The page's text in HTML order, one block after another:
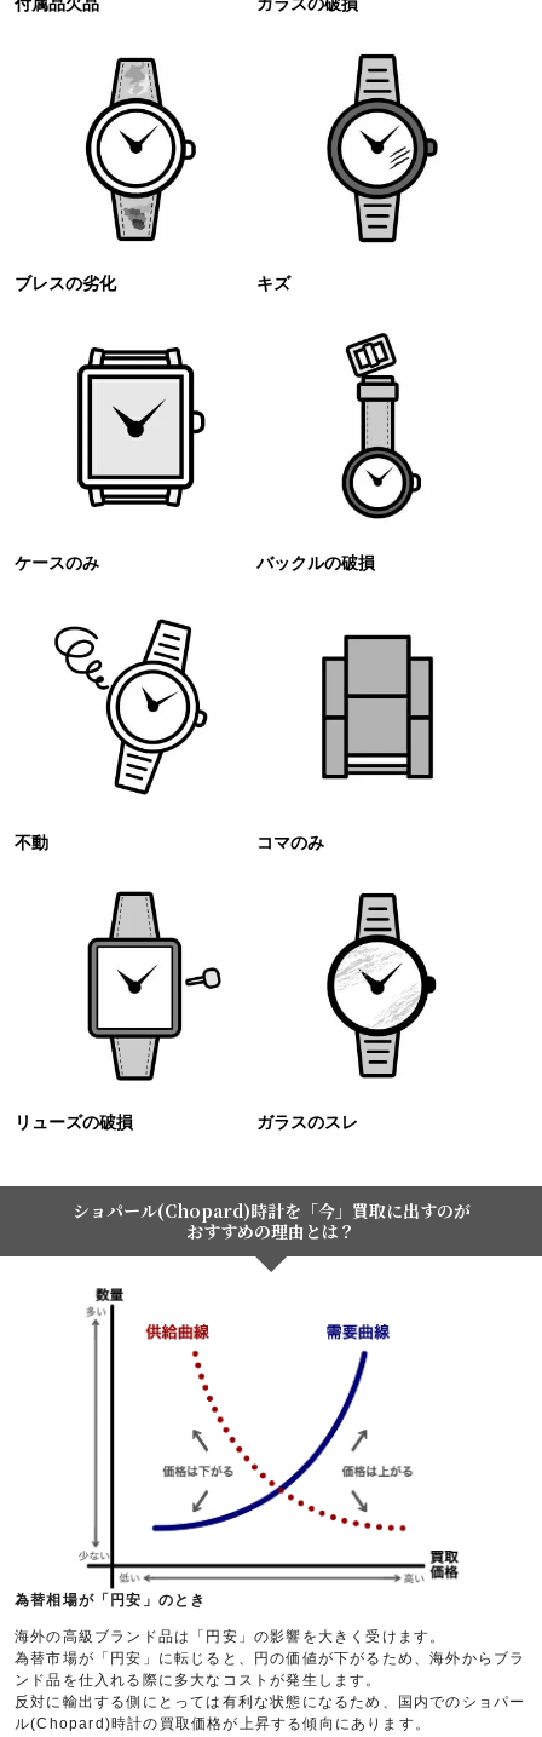
ブレスの劣化 キズ
ケースのみ バックルの破損
不動 コマのみ
リューズの破損 ガラスのスレ
ショパール(Chopard)時計を「今」買取に出すのが
おすすめの理由とは？
為替相場が「円安」のとき
海外の高級ブランド品は「円安」の影響を大きく受けます。
為替市場が「円安」に転じると、円の価値が下がるため、海外からブラ
ンド品を仕入れる際に多大なコストが発生します。
反対に輸出する側にとっては有利な状態になるため、国内でのショパー
ル(Chopard)時計の買取価格が上昇する傾向にあります。